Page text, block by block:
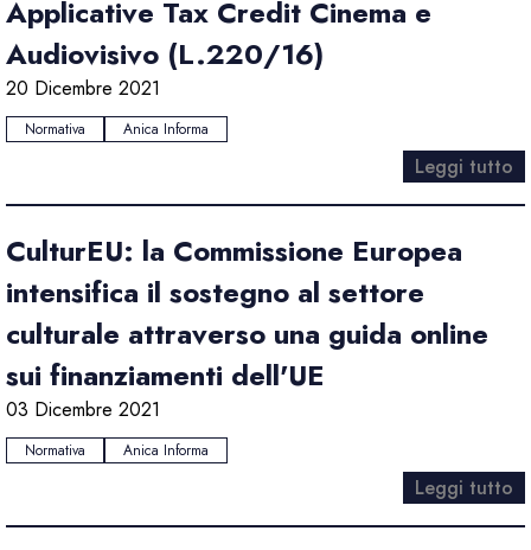
Applicative Tax Credit Cinema e
Audiovisivo (L.220/16)
20 Dicembre 2021
Normativa Anica Informa
Leggi tutto
CulturEU: la Commissione Europea
intensifica il sostegno al settore
culturale attraverso una guida online
sui finanziamenti dell'UE
03 Dicembre 2021
Normativa Anica Informa
Leggi tutto